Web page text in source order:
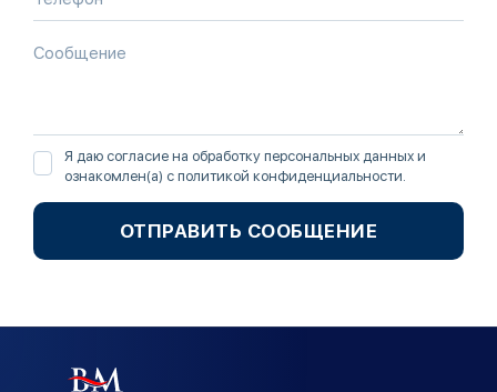
Я даю согласие на обработку персональных данных и
ознакомлен(а) с политикой конфиденциальности
ОТПРАВИТЬ СООБЩЕНИЕ